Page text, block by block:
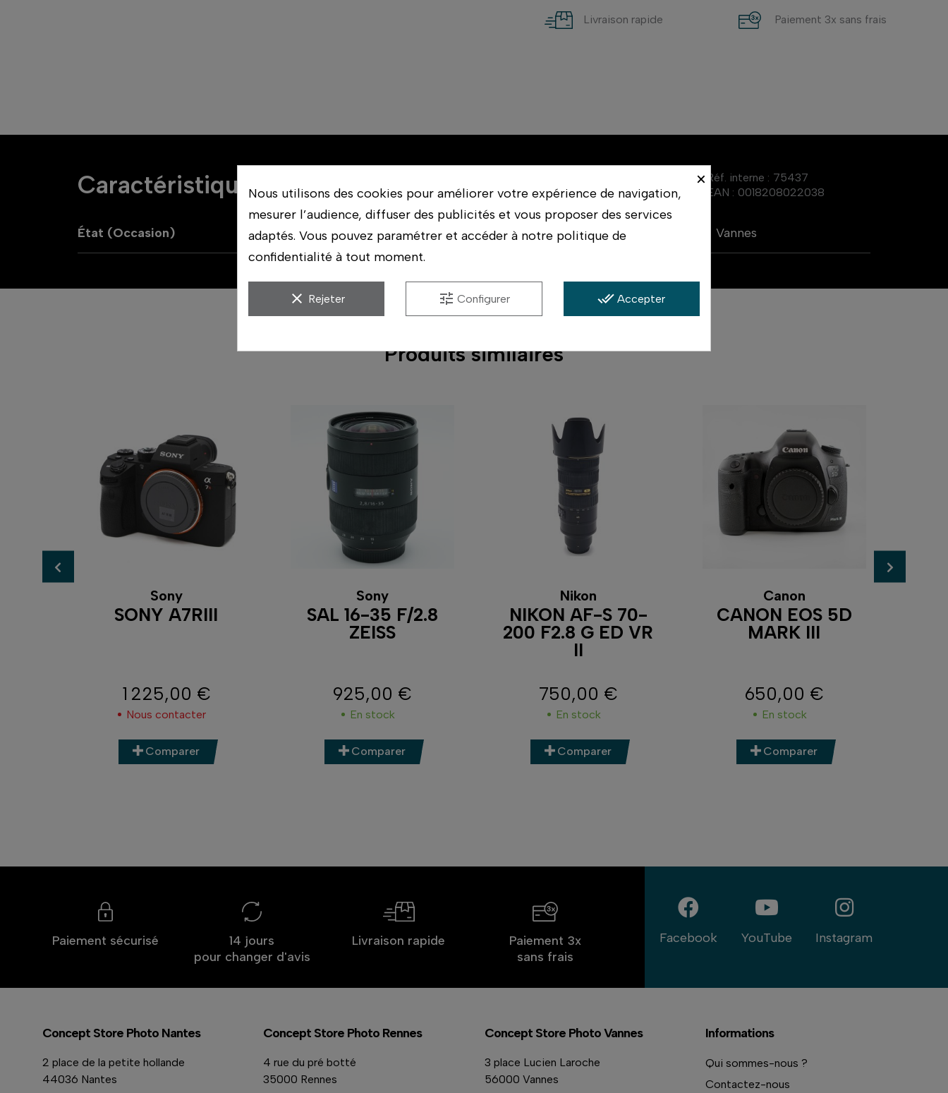
Livraison rapide Paiement 3x sans frais
Caractéristiques Réf. interne : 75437
EAN : 0018208022038
État (Occasion) Bon état Magasin (Occasion) Vannes
Produits similaires
Sony
SONY A7RIII
Prix
1 225,00 €
Nous contacter
Comparer
Sony
SAL 16-35 F/2.8
ZEISS
Prix
925,00 €
En stock
Comparer
Nikon
NIKON AF-S 70-
200 F2.8 G ED VR
II
Prix
750,00 €
En stock
Comparer
Canon
CANON EOS 5D
MARK III
Prix
650,00 €
En stock
Comparer
Paiement sécurisé
14 jours
pour changer d'avis
Livraison rapide
Paiement 3x
sans frais
Facebook YouTube Instagram
Concept Store Photo Nantes
2 place de la petite hollande
44036 Nantes
Concept Store Photo Rennes
4 rue du pré botté
35000 Rennes
Concept Store Photo Vannes
3 place Lucien Laroche
56000 Vannes
Informations
Qui sommes-nous ?
Contactez-nous
×
Nous utilisons des cookies pour améliorer votre expérience de navigation,
mesurer l’audience, diffuser des publicités et vous proposer des services
adaptés. Vous pouvez paramétrer et accéder à notre politique de
confidentialité à tout moment.
clear Rejeter tune Configurer done_all Accepter